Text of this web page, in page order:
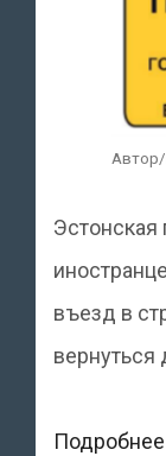
Автор/
въезд в
вернуться
Подробнее